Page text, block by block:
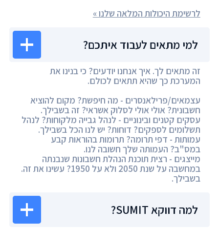
לרשימת היכולות המלאה שלנו »
למי מתאים לעבוד איתכם?
זה מתאים לך. איך אנחנו יודעים? כי בנינו את
המערכת כך שהיא תתאים לכולם.
עצמאים/פרילאנסרים - מה חיפשת? מקום להוציא
חשבונית? אולי אולי לסלוק אשראי? זה בשבילך.
עסקים קטנים ובינוניים - לנהל גבייה מלקוחות? לנהל
תשלומים לספקים? דוחות? יש לנו הכל בשבילך.
עמותות - דפי תרומה? תרומות בהוראות קבע
במס"ב? העמותה שלך חשובה לנו.
מייצגים - רצית תוכנת הנהלת חשבונות שנבנתה
במחשבה על שנת 2050 ולא על 1950? עשינו את זה.
בשבילך.
למה דווקא SUMIT?